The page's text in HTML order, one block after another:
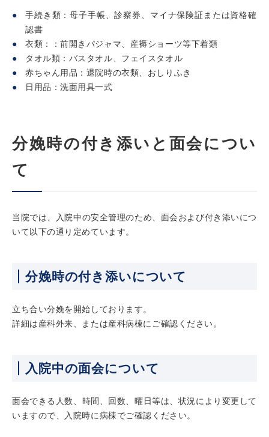
手続き類：母子手帳、診察券、マイナ保険証または資格確
認書
衣類：：前開きパジャマ、産褥ショーツ等下着類
タオル類：バスタオル、フェイスタオル
赤ちゃん用品：退院時の衣類、おしりふき
日用品：洗面用具一式
分娩時の付き添いと面会につい
て
当院では、入院中の安全管理のため、面会および付き添いにつ
いて以下の通り定めています。
分娩時の付き添いについて
立ち合い分娩を開始しております。
詳細は産科外来、または産科病棟にご確認ください。
入院中の面会について
面会できる人数、時間、回数、曜日等は、状況により変更して
いますので、入院時に病棟でご確認ください。